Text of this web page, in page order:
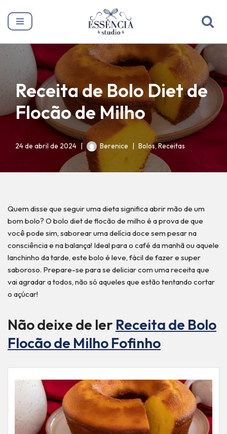
Pular
conteúdo
Receita de Bolo Diet de
Flocão de Milho
24 de abril de 2024 Berenice Bolos,Receitas
Quem disse que seguir uma dieta significa abrir mão de um
bom bolo? O bolo diet de flocão de milho é a prova de que
você pode sim, saborear uma delícia doce sem pesar na
consciência e na balança! Ideal para o café da manhã ou aquele
lanchinho da tarde, este bolo é leve, fácil de fazer e super
saboroso. Prepare-se para se deliciar com uma receita que
vai agradar a todos, não só aqueles que estão tentando cortar
o açúcar!
Não deixe de ler Receita de Bolo
Flocão de Milho Fofinho